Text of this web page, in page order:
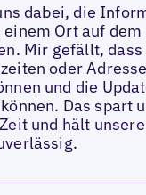
dabei, die
einem Ort auf
Mir gefällt,
oder
und die
Das spart
und hält